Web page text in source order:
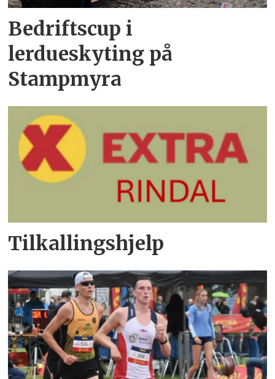
Bedriftscup i
lerdueskyting på
Stampmyra
Tilkallingshjelp